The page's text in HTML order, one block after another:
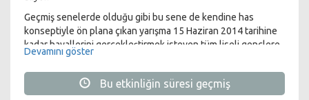
Geçmiş senelerde olduğu gibi bu sene de kendine has
konseptiyle ön plana çıkan yarışma 15 Haziran 2014 tarihine
kadar hayallerini gerçekleştirmek isteyen tüm liseli gençlere
açık.
12 Temmuz 2014 tarihinde gerçekleştirilecek olan ödül
töreninde KısaKes, en iyi kısa film yönetmenlerini yurtdışı
Devamını göster
Bu etkinliğin süresi geçmiş